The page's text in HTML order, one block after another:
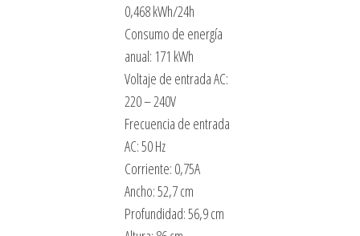
0,468 kWh/24h
Consumo de energía
anual: 171 kWh
Voltaje de entrada AC:
220 – 240V
Frecuencia de entrada
AC: 50 Hz
Corriente: 0,75A
Ancho: 52,7 cm
Profundidad: 56,9 cm